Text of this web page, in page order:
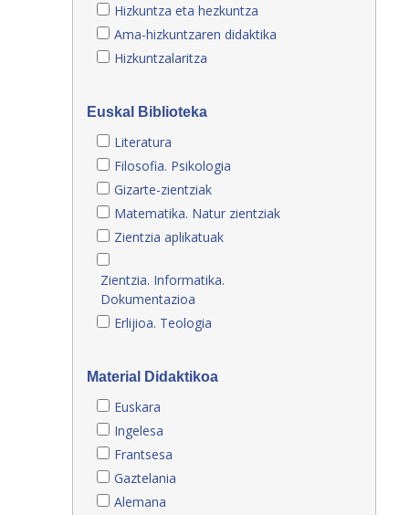
Hizkuntza eta hezkuntza
Ama-hizkuntzaren didaktika
Hizkuntzalaritza
Euskal Biblioteka
Literatura
Filosofia. Psikologia
Gizarte-zientziak
Matematika. Natur zientziak
Zientzia aplikatuak
Zientzia. Informatika.
Dokumentazioa
Erlijioa. Teologia
Material Didaktikoa
Euskara
Ingelesa
Frantsesa
Gaztelania
Alemana